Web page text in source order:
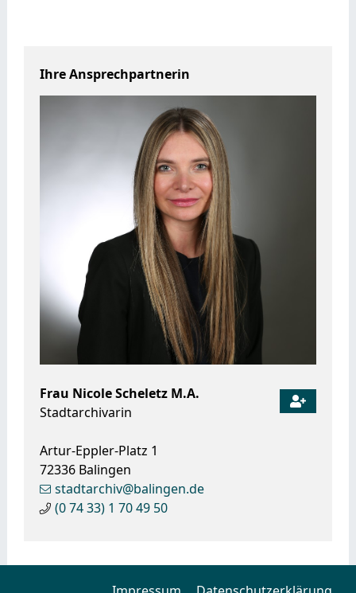
Ihre Ansprechpartnerin
Frau NicoleScheletz M.A.
Stadtarchivarin
Artur-Eppler-Platz 1
72336 Balingen
stadtarchiv@balingen.de
(07433) 1 7049 50